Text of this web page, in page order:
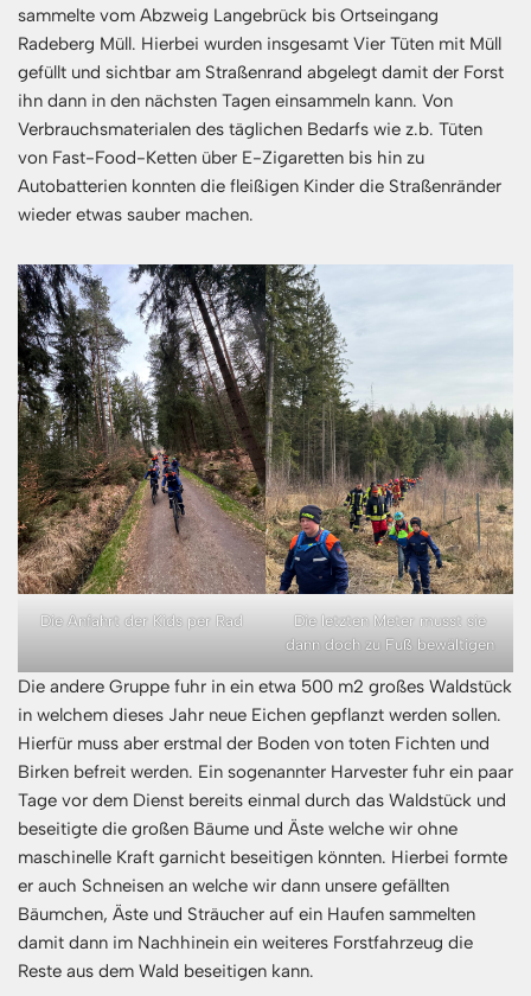
sammelte vom Abzweig Langebrück bis Ortseingang
Radeberg Müll. Hierbei wurden insgesamt Vier Tüten mit Müll
gefüllt und sichtbar am Straßenrand abgelegt damit der Forst
ihn dann in den nächsten Tagen einsammeln kann. Von
Verbrauchsmaterialen des täglichen Bedarfs wie z.b. Tüten
von Fast-Food-Ketten über E-Zigaretten bis hin zu
Autobatterien konnten die fleißigen Kinder die Straßenränder
wieder etwas sauber machen.
Die Anfahrt der Kids per Rad
Die letzten Meter musst sie
dann doch zu Fuß bewältigen
Die andere Gruppe fuhr in ein etwa 500 m2 großes Waldstück
in welchem dieses Jahr neue Eichen gepflanzt werden sollen.
Hierfür muss aber erstmal der Boden von toten Fichten und
Birken befreit werden. Ein sogenannter Harvester fuhr ein paar
Tage vor dem Dienst bereits einmal durch das Waldstück und
beseitigte die großen Bäume und Äste welche wir ohne
maschinelle Kraft garnicht beseitigen könnten. Hierbei formte
er auch Schneisen an welche wir dann unsere gefällten
Bäumchen, Äste und Sträucher auf ein Haufen sammelten
damit dann im Nachhinein ein weiteres Forstfahrzeug die
Reste aus dem Wald beseitigen kann.